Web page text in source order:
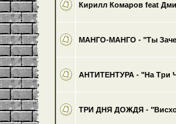
Кирилл Комаров feat
МАНГО-МАНГО - "Ты
АНТИТЕНТУРА - "На Три
ТРИ ДНЯ ДОЖДЯ -